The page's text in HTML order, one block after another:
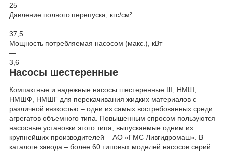
25
Давление полного перепуска, кгс/см²
—
37,5
Мощность потребляемая насосом (макс.), кВт
—
3,6
Насосы шестеренные
Компактные и надежные насосы шестеренные Ш, НМШ,
НМШФ, НМШГ для перекачивания жидких материалов с
различной вязкостью – одни из самых востребованных среди
агрегатов объемного типа. Повышенным спросом пользуются
насосные установки этого типа, выпускаемые одним из
крупнейших производителей – АО «ГМС Ливгидромаш». В
каталоге завода – более 60 типовых моделей насосов серий